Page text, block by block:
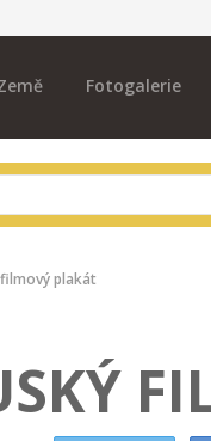
Fotogalerie
plakát